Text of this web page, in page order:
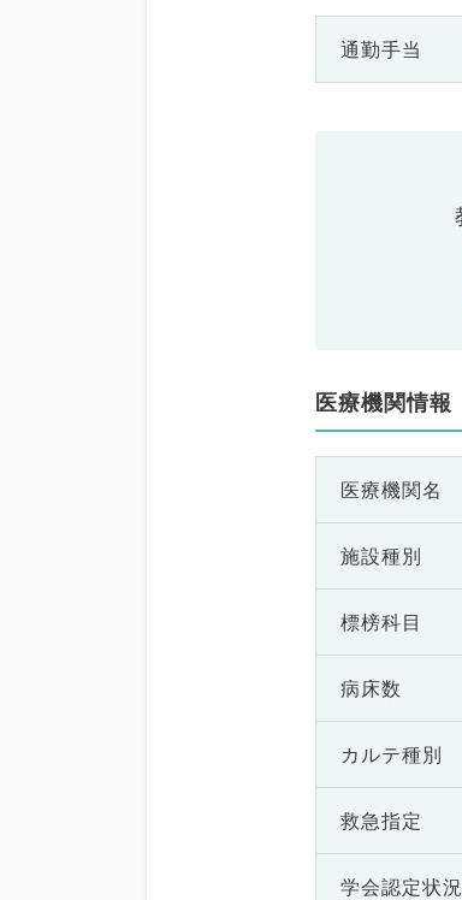
通勤手当
医療機関情報
医療機関名
施設種別
標榜科目
病床数
カルテ種別
救急指定
学会認定状況